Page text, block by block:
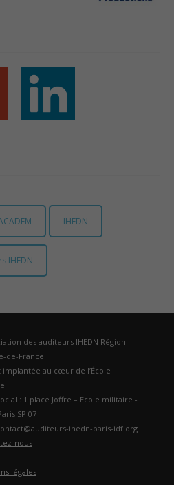
Ile-
IHEDN
IHEDN
des auditeurs IHEDN Région
de-France
implantée au cœur de l’École
: 1 place Joffre – Ecole militaire -
SP 07
ihedn-paris-idf.org
nous
légales